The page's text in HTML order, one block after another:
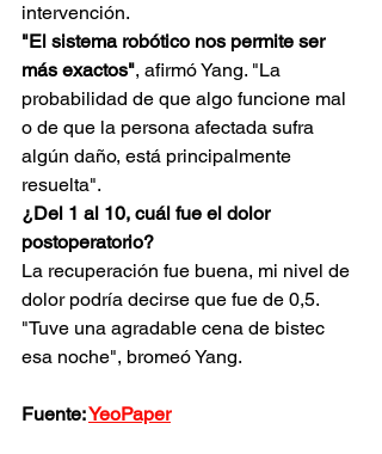
intervención.
"El sistema robótico nos permite ser
más exactos", afirmó Yang. "La
probabilidad de que algo funcione mal
o de que la persona afectada sufra
algún daño, está principalmente
resuelta".
¿Del 1 al 10, cuál fue el dolor
postoperatorio?
La recuperación fue buena, mi nivel de
dolor podría decirse que fue de 0,5.
"Tuve una agradable cena de bistec
esa noche", bromeó Yang.
Fuente: YeoPaper